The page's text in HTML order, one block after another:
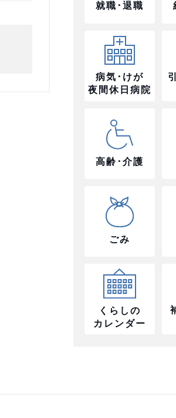
就職･退職
病気･けが
夜間休日病院
高齢･介護
ごみ
くらしの
カレンダー